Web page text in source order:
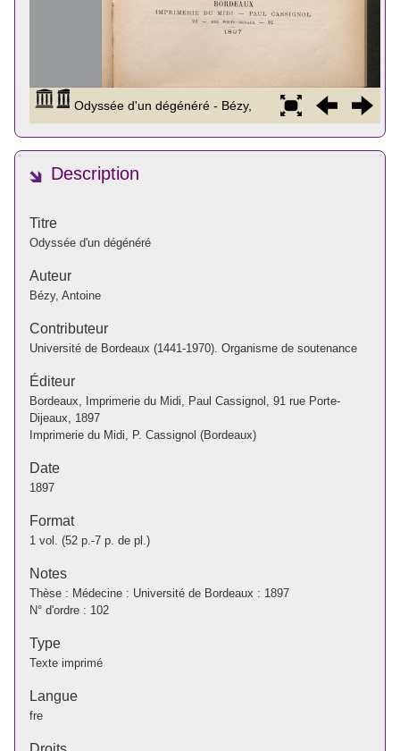
Description
Titre
Odyssée d'un dégénéré
Auteur
Bézy, Antoine
Contributeur
Université de Bordeaux (1441-1970). Organisme de soutenance
Éditeur
Bordeaux, Imprimerie du Midi, Paul Cassignol, 91 rue Porte-
Dijeaux, 1897
Imprimerie du Midi, P. Cassignol (Bordeaux)
Date
1897
Format
1 vol. (52 p.-7 p. de pl.)
Notes
Thèse : Médecine : Université de Bordeaux : 1897
N° d'ordre : 102
Type
Texte imprimé
Langue
fre